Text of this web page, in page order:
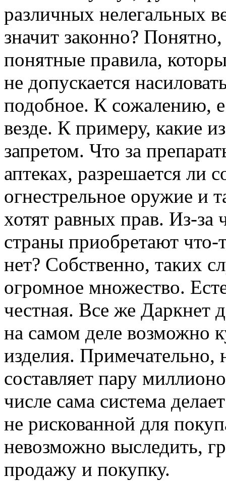
различных нелегальных
значит законно?
понятные правила,
не допускается
подобное. К сожалению,
везде. К примеру, какие
запретом. Что за
аптеках, разрешается ли
огнестрельное оружие и
хотят равных прав. Из-за
страны приобретают что-
нет? Собственно, таких
огромное множество.
честная. Все же Даркнет
на самом деле возможно
изделия. Примечательно,
составляет пару
числе сама система
не рискованной для
невозможно выследить,
продажу и покупку.